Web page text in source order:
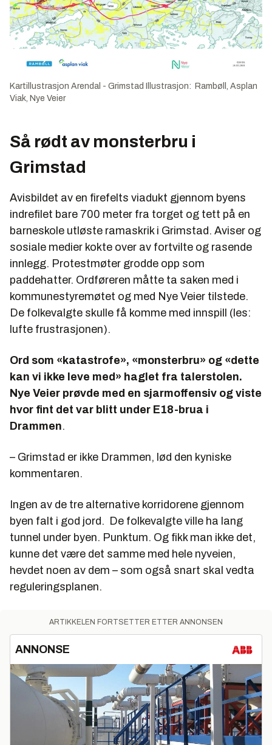
Kartillustrasjon Arendal - Grimstad Illustrasjon: Rambøll, Asplan
Viak, Nye Veier
Så rødt av monsterbru i
Grimstad
Avisbildet av en firefelts viadukt gjennom byens
indrefilet bare 700 meter fra torget og tett på en
barneskole utløste ramaskrik i Grimstad. Aviser og
sosiale medier kokte over av fortvilte og rasende
innlegg. Protestmøter grodde opp som
paddehatter. Ordføreren måtte ta saken med i
kommunestyremøtet og med Nye Veier tilstede.
De folkevalgte skulle få komme med innspill (les:
lufte frustrasjonen).
Ord som «katastrofe», «monsterbru» og «dette
kan vi ikke leve med» haglet fra talerstolen.
Nye Veier prøvde med en sjarmoffensiv og viste
hvor fint det var blitt under E18-brua i
Drammen.
– Grimstad er ikke Drammen, lød den kyniske
kommentaren.
Ingen av de tre alternative korridorene gjennom
byen falt i god jord. De folkevalgte ville ha lang
tunnel under byen. Punktum. Og fikk man ikke det,
kunne det være det samme med hele nyveien,
hevdet noen av dem – som også snart skal vedta
reguleringsplanen.
ARTIKKELEN FORTSETTER ETTER ANNONSEN
ANNONSE